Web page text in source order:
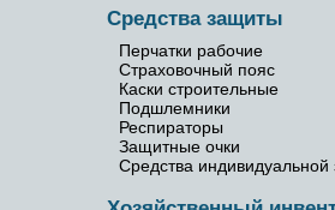
Средства защиты
Перчатки рабочие
Страховочный пояс
Каски строительные
Подшлемники
Респираторы
Защитные очки
Средства